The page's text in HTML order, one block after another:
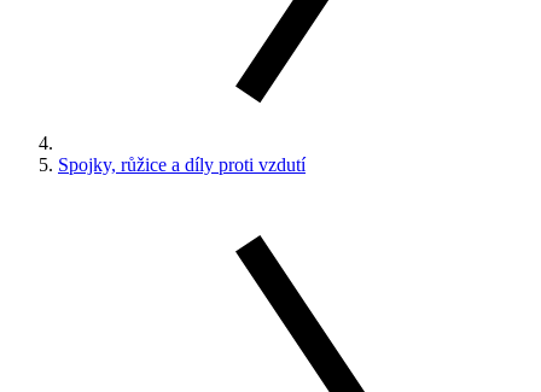
Spojky, růžice a díly proti vzdutí